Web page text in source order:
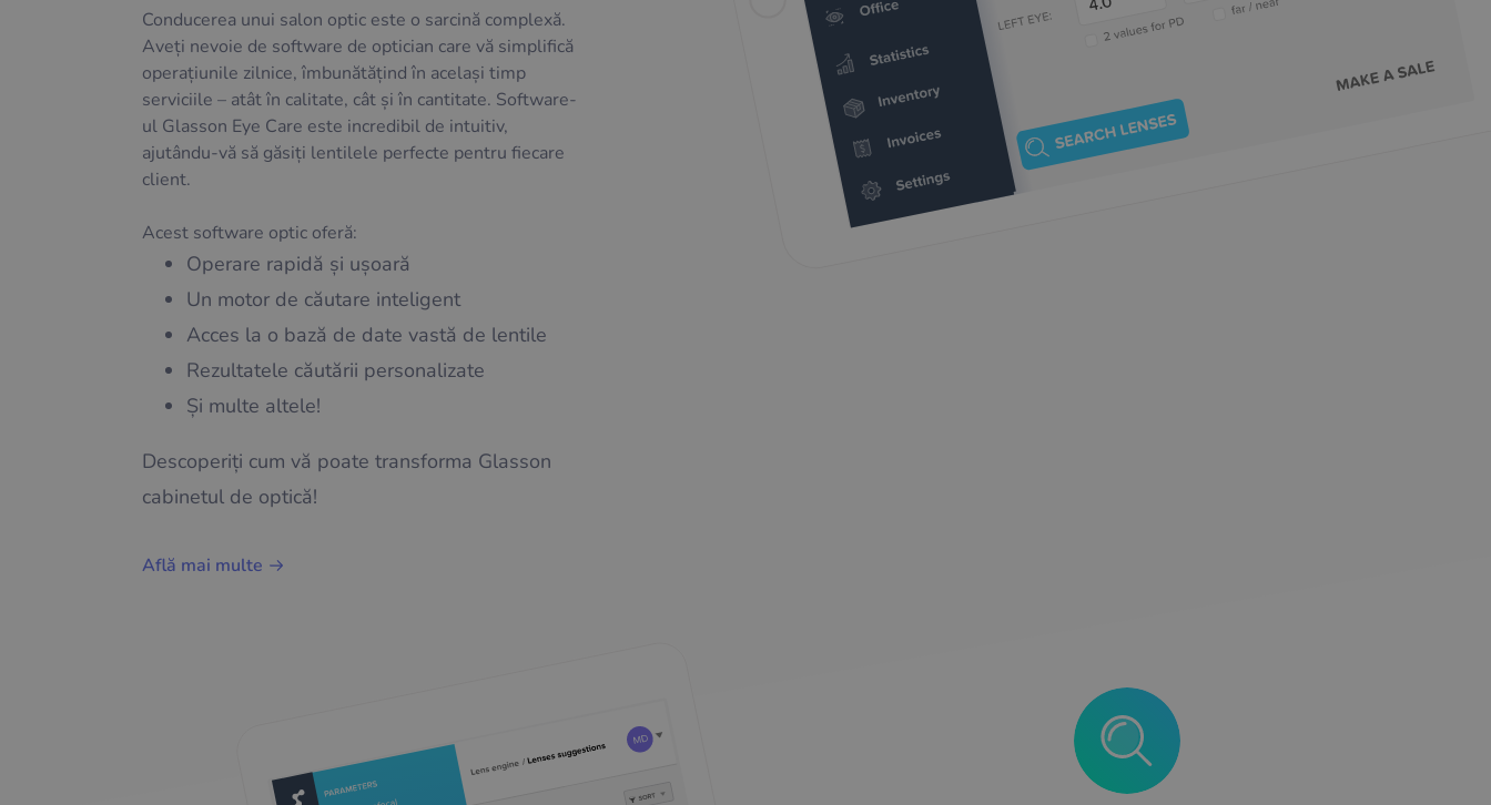
Conducerea unui salon optic este o sarcină complexă.
Aveți nevoie de software de optician care vă simplifică
operațiunile zilnice, îmbunătățind în același timp
serviciile – atât în calitate, cât și în cantitate. Software-
ul Glasson Eye Care este incredibil de intuitiv,
ajutându-vă să găsiți lentilele perfecte pentru fiecare
client.
Acest software optic oferă:
Operare rapidă și ușoară
Un motor de căutare inteligent
Acces la o bază de date vastă de lentile
Rezultatele căutării personalizate
Și multe altele!
Descoperiți cum vă poate transforma Glasson
cabinetul de optică!
Află mai multe